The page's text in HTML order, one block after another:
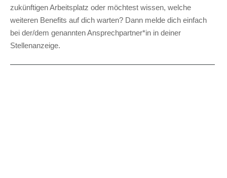
zukünftigen Arbeitsplatz oder möchtest wissen, welche
weiteren Benefits auf dich warten? Dann melde dich einfach
bei der/dem genannten Ansprechpartner*in in deiner
Stellenanzeige.